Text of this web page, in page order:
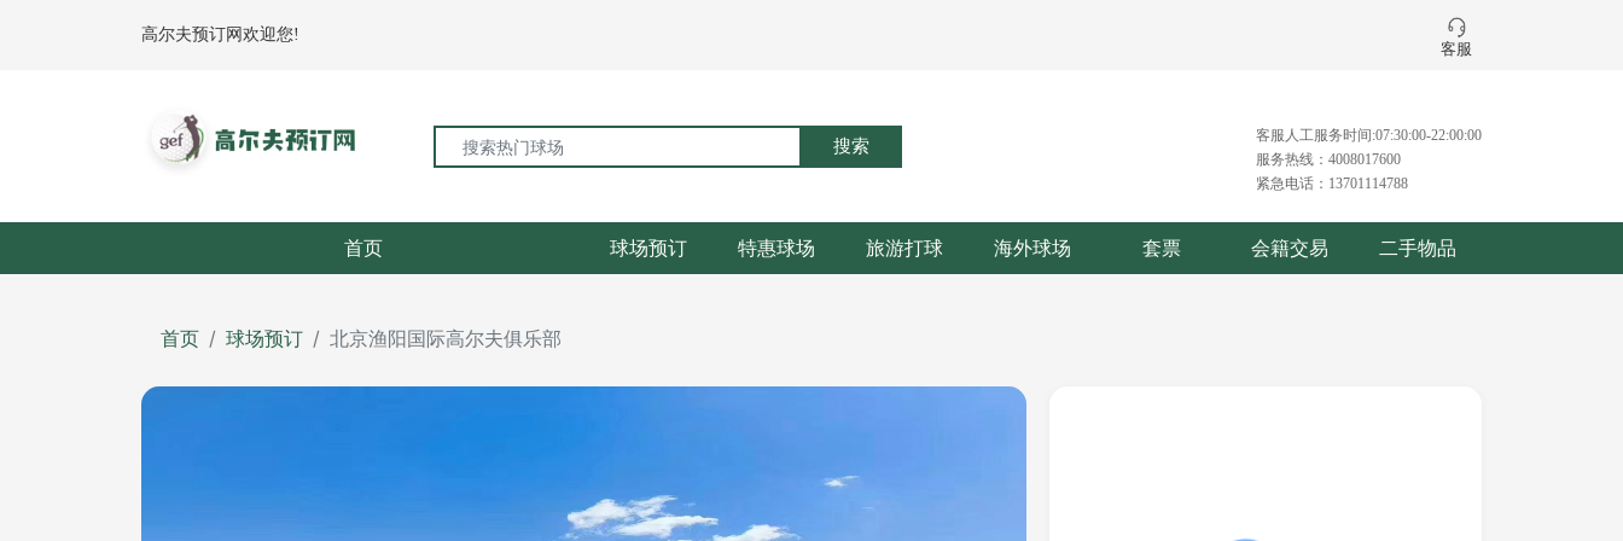
高尔夫预订网欢迎您!
客服
搜索
客服人工服务时间:07:30:00-22:00:00
服务热线：4008017600
紧急电话：13701114788
首页 球场预订 特惠球场 旅游打球 海外球场 套票 会籍交易 二手物品
首页 球场预订 北京渔阳国际高尔夫俱乐部